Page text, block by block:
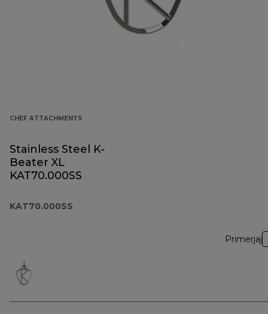
CHEF ATTACHMENTS
Stainless Steel K-
Beater XL
KAT70.000SS
KAT70.000SS
Primerjaj